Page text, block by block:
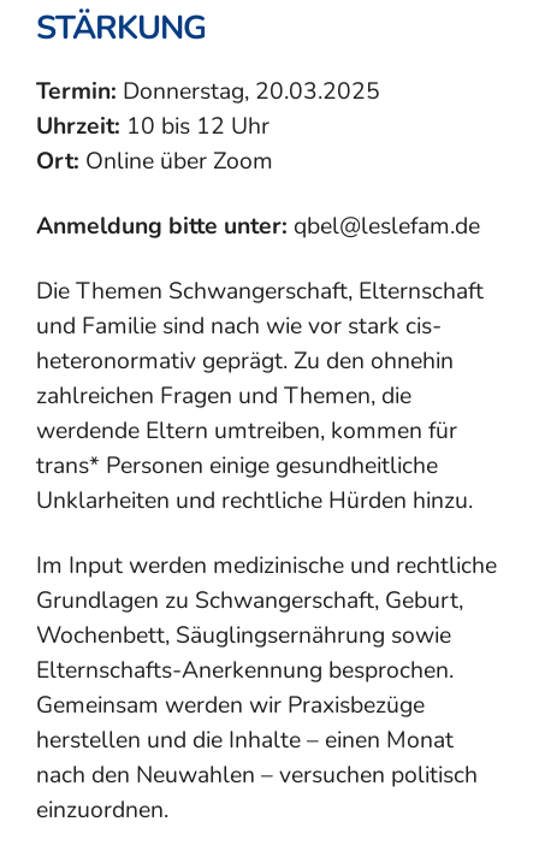
STÄRKUNG
Termin: Donnerstag, 20.03.2025
Uhrzeit: 10 bis 12 Uhr
Ort: Online über Zoom
Anmeldung bitte unter: qbel@leslefam.de
Die Themen Schwangerschaft, Elternschaft
und Familie sind nach wie vor stark cis-
heteronormativ geprägt. Zu den ohnehin
zahlreichen Fragen und Themen, die
werdende Eltern umtreiben, kommen für
trans* Personen einige gesundheitliche
Unklarheiten und rechtliche Hürden hinzu.
Im Input werden medizinische und rechtliche
Grundlagen zu Schwangerschaft, Geburt,
Wochenbett, Säuglingsernährung sowie
Elternschafts-Anerkennung besprochen.
Gemeinsam werden wir Praxisbezüge
herstellen und die Inhalte – einen Monat
nach den Neuwahlen – versuchen politisch
einzuordnen.